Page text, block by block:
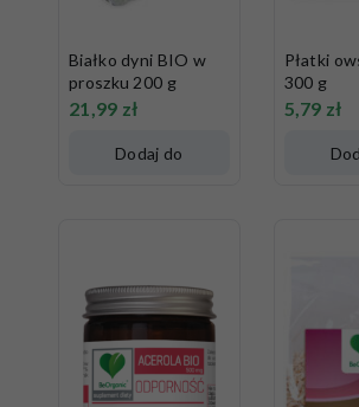
Białko dyni BIO w
proszku 200 g
21,99 zł
Dodaj do
Płatki
300 g
5,79 zł